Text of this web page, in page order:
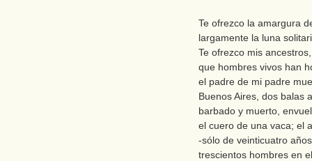
Te ofrezco la amargura
largamente la luna
Te ofrezco mis
que hombres vivos han
el padre de mi padre
Buenos Aires, dos balas
barbado y muerto,
el cuero de una vaca; el
-sólo de veinticuatro
trescientos hombres en